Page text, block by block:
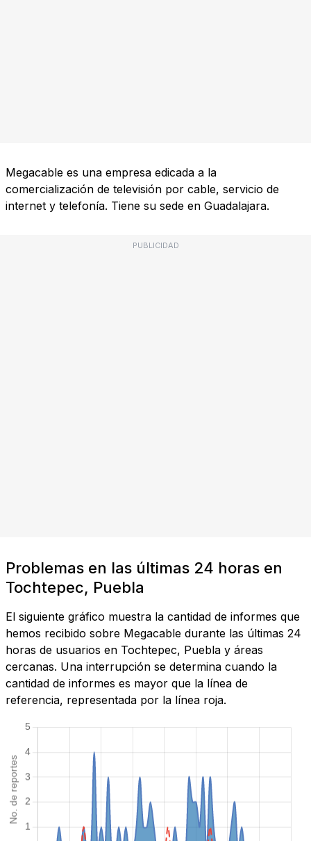
Megacable es una empresa edicada a la
comercialización de televisión por cable, servicio de
internet y telefonía. Tiene su sede en Guadalajara.
PUBLICIDAD
Problemas en las últimas 24 horas en
Tochtepec, Puebla
El siguiente gráfico muestra la cantidad de informes que
hemos recibido sobre Megacable durante las últimas 24
horas de usuarios en Tochtepec, Puebla y áreas
cercanas. Una interrupción se determina cuando la
cantidad de informes es mayor que la línea de
referencia, representada por la línea roja.